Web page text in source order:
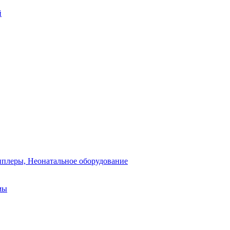
Неонатальное оборудование